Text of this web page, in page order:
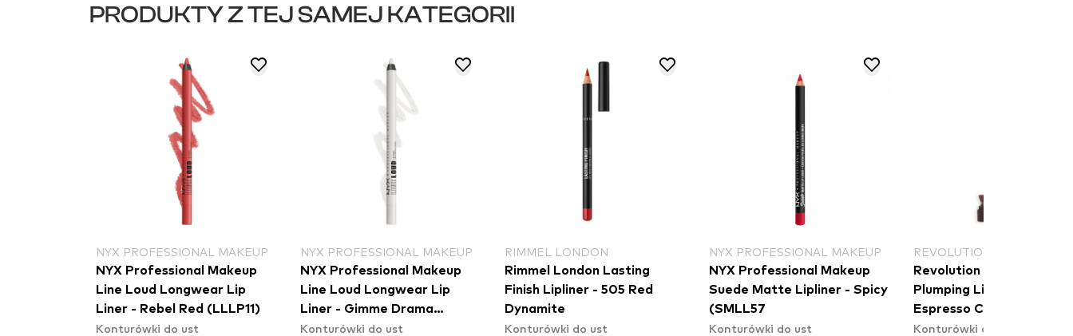
PRODUKTY Z TEJ SAMEJ KATEGORII
NYX PROFESSIONAL MAKEUP
NYX Professional Makeup
Line Loud Longwear Lip
Liner - Rebel Red (LLLP11)
Konturówki do ust
NYX PROFESSIONAL MAKEUP
NYX Professional Makeup
Line Loud Longwear Lip
Liner - Gimme Drama
(LLLP01)
Konturówki do ust
RIMMEL LONDON
Rimmel London Lasting
Finish Lipliner - 505 Red
Dynamite
Konturówki do ust
NYX PROFESSIONAL MAKEUP
NYX Professional Makeup
Suede Matte Lipliner - Spicy
(SMLL57
Konturówki do ust
REVOLUTION
Revolution Pout Bomb
Plumping Lip Liner -
Espresso Cool Brown
Konturówki do ust